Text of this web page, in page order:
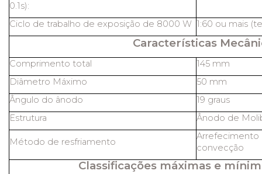
0.1s):
Ciclo de trabalho de exposição de 8000 W 1:60 ou mais
Características
Comprimento total
145 mm
Diâmetro Máximo
50 mm
Ângulo do ânodo
19 graus
Estrutura
Ânodo de
Método de resfriamento
Arrefecimento
convecção
Classificações máximas e